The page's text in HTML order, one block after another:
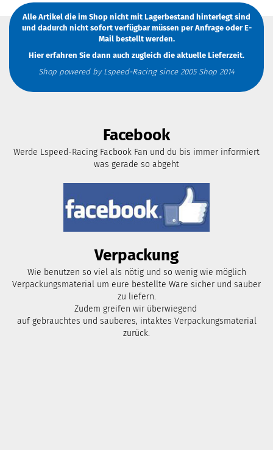
Alle Artikel die im Shop nicht mit Lagerbestand hinterlegt sind
und dadurch nicht sofort verfügbar müssen per AnfrageoderE-
Mailbestellt werden.
Hier erfahren Sie dann auch zugleich die aktuelle Lieferzeit.
Shop powered by Lspeed-Racing since 2005 Shop 2014
Facebook
Werde Lspeed-Racing Facbook Fan und du bis immer informiert
was gerade so abgeht
Verpackung
Wie benutzen so viel als nötig und so wenig wie möglich
Verpackungsmaterial um eure bestellte Ware sicher und sauber
zu liefern.
Zudem greifen wir überwiegend
auf gebrauchtes und sauberes, intaktes Verpackungsmaterial
zurück.